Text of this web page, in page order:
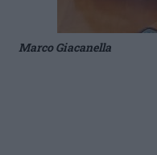
Marco Giacanella